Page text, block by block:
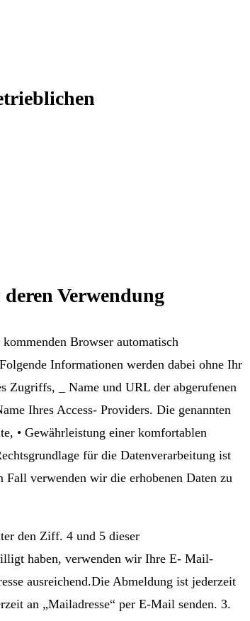
Verwendung
Browser automatisch
Informationen werden dabei ohne Ihr
Zugriffs, _ Name und URL der abgerufenen
Ihres Access- Providers. Die genannten
• Gewährleistung einer komfortablen
für die Datenverarbeitung ist
verwenden wir die erhobenen Daten zu
den Ziff. 4 und 5 dieser
haben, verwenden wir Ihre E- Mail-
ausreichend.Die Abmeldung ist jederzeit
an „Mailadresse“ per E-Mail senden. 3.